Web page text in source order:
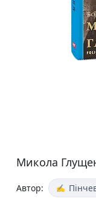
Микола
Автор: